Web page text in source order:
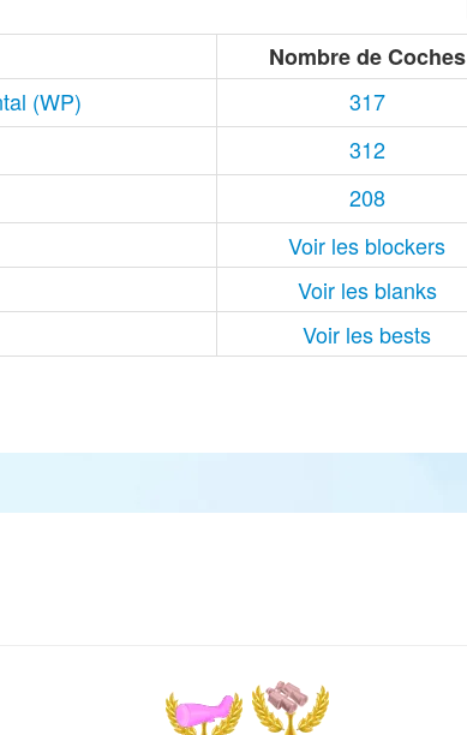
Nombre de Coches
(WP)
317
312
208
Voir les blockers
Voir les blanks
Voir les bests